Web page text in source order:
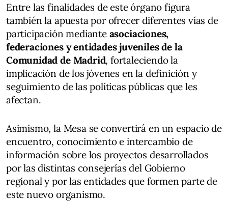
Entre las finalidades de este órgano figura
también la apuesta por ofrecer diferentes vías de
participación mediante asociaciones,
federaciones y entidades juveniles de la
Comunidad de Madrid, fortaleciendo la
implicación de los jóvenes en la definición y
seguimiento de las políticas públicas que les
afectan.
Asimismo, la Mesa se convertirá en un espacio de
encuentro, conocimiento e intercambio de
información sobre los proyectos desarrollados
por las distintas consejerías del Gobierno
regional y por las entidades que formen parte de
este nuevo organismo.